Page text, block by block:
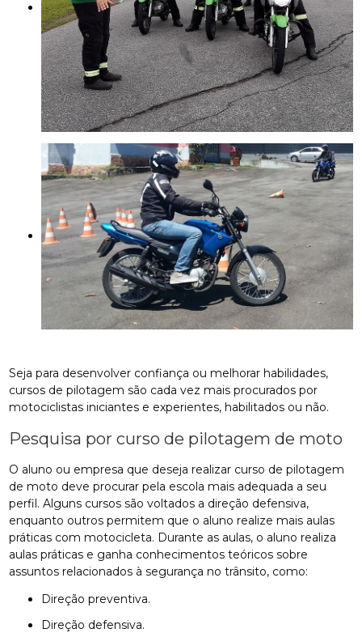
Seja para desenvolver confiança ou melhorar habilidades,
cursos de pilotagem são cada vez mais procurados por
motociclistas iniciantes e experientes, habilitados ou não.
Pesquisa por curso de pilotagem de moto
O aluno ou empresa que deseja realizar curso de pilotagem
de moto deve procurar pela escola mais adequada a seu
perfil. Alguns cursos são voltados a direção defensiva,
enquanto outros permitem que o aluno realize mais aulas
práticas com motocicleta. Durante as aulas, o aluno realiza
aulas práticas e ganha conhecimentos teóricos sobre
assuntos relacionados à segurança no trânsito, como:
Direção preventiva.
Direção defensiva.